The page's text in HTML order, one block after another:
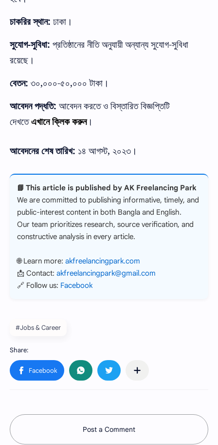
চাকরির স্থান: ঢাকা।
সুযোগ-সুবিধা: প্রতিষ্ঠানের নীতি অনুযায়ী অন্যান্য সুযোগ-সুবিধা
রয়েছে।
বেতন: ৩০,০০০-৫০,০০০ টাকা।
আবেদন পদ্ধতি: আবেদন করতে ও বিস্তারিত বিজ্ঞপ্তিটি
দেখতে এখানে ক্লিক করুন।
আবেদনের শেষ তারিখ: ১৪ আগস্ট, ২০২৩।
📘 This article is published by AK Freelancing Park
We are committed to publishing informative, timely, and
public-interest content in both Bangla and English.
Our team prioritizes research, source verification, and
constructive analysis in every article.
🌐 Learn more: akfreelancingpark.com
📩 Contact: akfreelancingpark@gmail.com
🔗 Follow us: Facebook
#Jobs & Career
Post a Comment